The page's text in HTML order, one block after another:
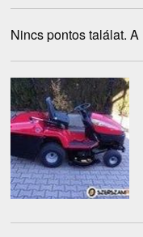
Nincs pontos találat.